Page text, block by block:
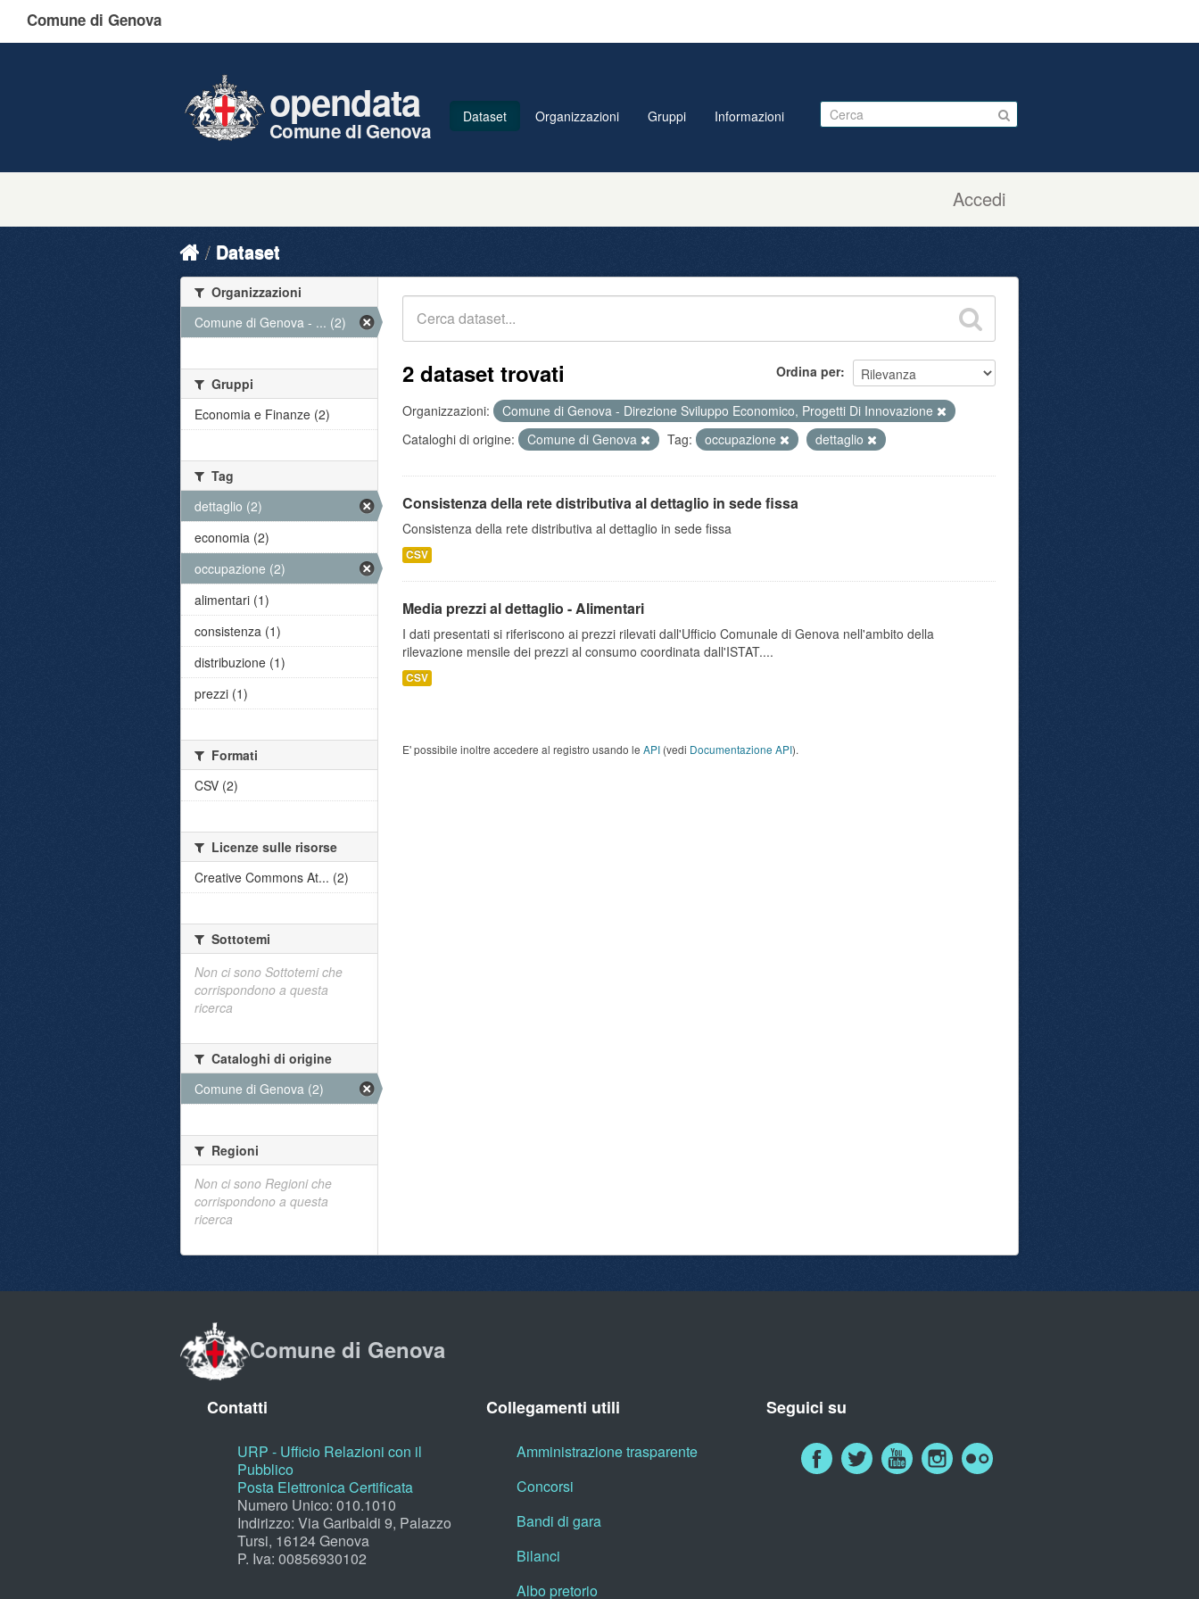
Comune di Genova
Accedi
opendata
Comune di Genova
Dataset Organizzazioni Gruppi Informazioni
Dataset
Ordina per
2 dataset trovati
Organizzazioni:
Comune di Genova - Direzione Sviluppo Economico, Progetti Di Innovazione
Cataloghi di origine:
Comune di Genova Tag: occupazione dettaglio
Consistenza della rete distributiva al dettaglio in sede fissa
Consistenza della rete distributiva al dettaglio in sede fissa
CSV
Media prezzi al dettaglio - Alimentari
I dati presentati si riferiscono ai prezzi rilevati dall'Ufficio Comunale di Genova nell'ambito della
rilevazione mensile dei prezzi al consumo coordinata dall'ISTAT....
CSV
E' possibile inoltre accedere al registro usando le API (vedi Documentazione API).
Organizzazioni
Comune di Genova - ... (2)
Gruppi
Economia e Finanze (2)
Tag
dettaglio (2)
economia (2)
occupazione (2)
alimentari (1)
consistenza (1)
distribuzione (1)
prezzi (1)
Formati
CSV (2)
Licenze sulle risorse
Creative Commons At... (2)
Sottotemi
Non ci sono Sottotemi che
corrispondono a questa
ricerca
Cataloghi di origine
Comune di Genova (2)
Regioni
Non ci sono Regioni che
corrispondono a questa
ricerca
Comune di Genova
Contatti
URP - Ufficio Relazioni con il
Pubblico
Posta Elettronica Certificata
Numero Unico: 010.1010
Indirizzo: Via Garibaldi 9, Palazzo
Tursi, 16124 Genova
P. Iva: 00856930102
Collegamenti utili
Amministrazione trasparente
Concorsi
Bandi di gara
Bilanci
Albo pretorio
Seguici su